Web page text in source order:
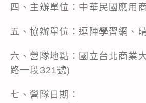
四、主辦單位：中華民國應用
五、協辦單位：逗陣學習網、
六、營隊地點：國立台北商業
路一段321號)
七、營隊日期：